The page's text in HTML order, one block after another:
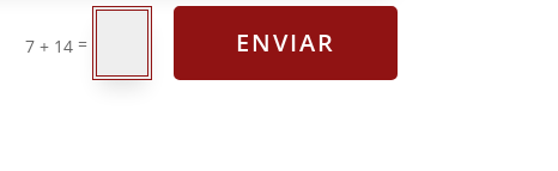
7 + 14= ENVIAR